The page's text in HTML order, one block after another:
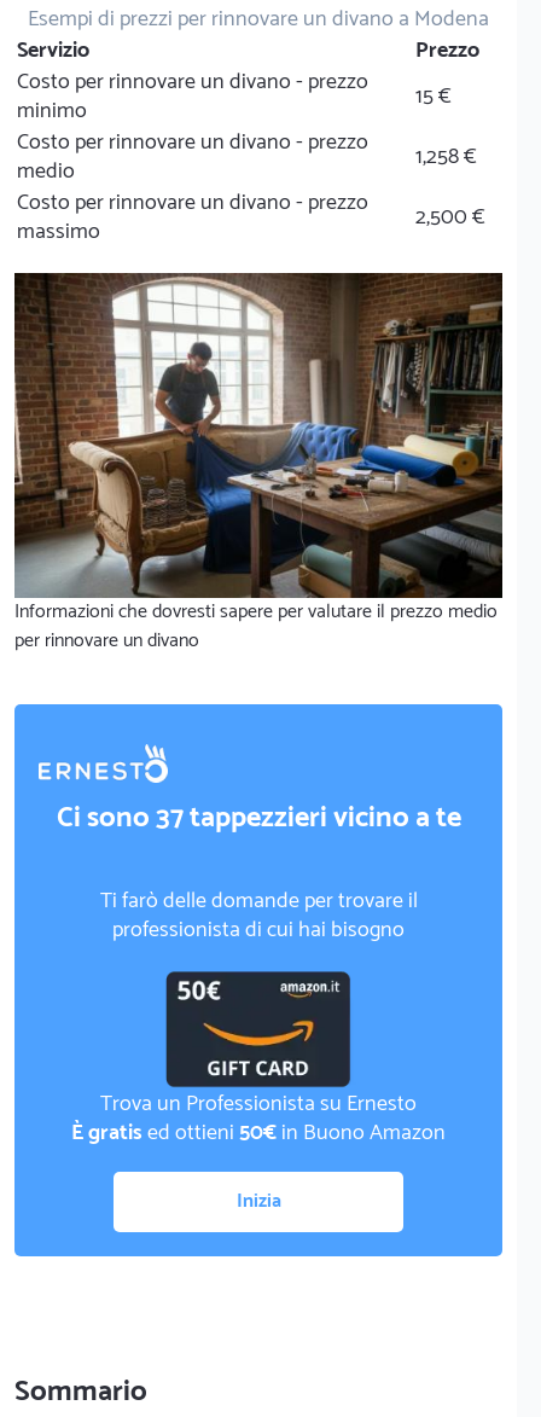
Esempi di prezzi per rinnovare un divano a Modena
Servizio
Prezzo
Costo per rinnovare un divano - prezzo
minimo
15 €
Costo per rinnovare un divano - prezzo
medio
1,258 €
Costo per rinnovare un divano - prezzo
massimo
2,500 €
Informazioni che dovresti sapere per valutare il prezzo medio
per rinnovare un divano
Ci sono 37 tappezzieri vicino a te
Ti farò delle domande per trovare il
professionista di cui hai bisogno
Trova un Professionista su Ernesto
È gratised ottieni50€in Buono Amazon
Inizia
Sommario